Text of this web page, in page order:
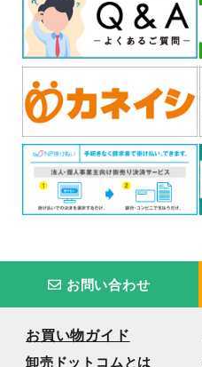
お問い合わせ
お買い物ガイド
卸売ドットコムとは